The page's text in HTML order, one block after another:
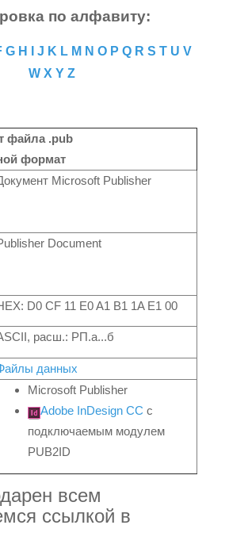
по алфавиту:
G H J K L M N O P Q R S T U V
W X Y Z
файла .pub
формат
Microsoft Publisher
Document
D0 CF 11 E0 A1 B1 1A E1 00
расш.: РП.а...б
данных
Microsoft Publisher
Adobe InDesign CC с
подключаемым модулем
PUB2ID
всем
ссылкой в